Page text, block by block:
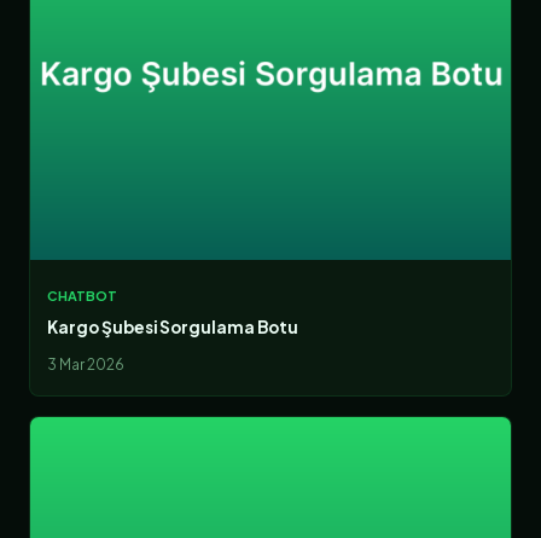
CHATBOT
Kargo Şubesi Sorgulama Botu
3 Mar 2026